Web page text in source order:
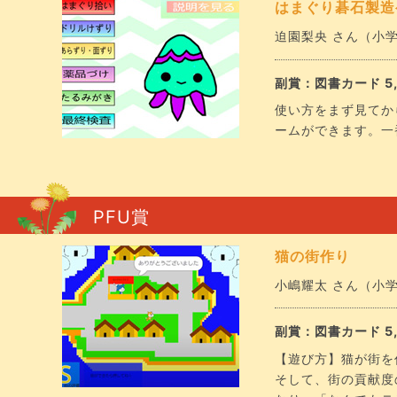
はまぐり碁石製
迫園梨央 さん（小
副賞：図書カード
使い方をまず見て
ームができます。
PFU賞
猫の街作り
小嶋耀太 さん（小
副賞：図書カード
【遊び方】猫が街
そして、街の貢献